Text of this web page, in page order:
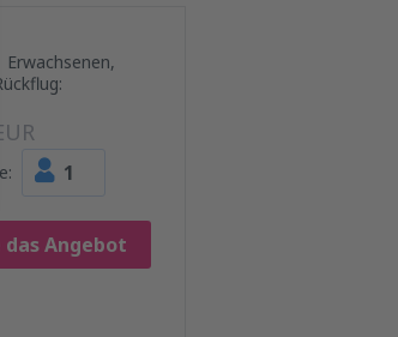
Erwachsenen,
1
das Angebot